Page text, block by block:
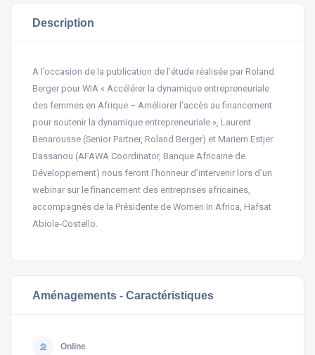
Description
A l’occasion de la publication de l’étude réalisée par Roland
Berger pour WIA « Accélérer la dynamique entrepreneuriale
des femmes en Afrique – Améliorer l’accès au financement
pour soutenir la dynamique entrepreneuriale », Laurent
Benarousse (Senior Partner, Roland Berger) et Mariem Estjer
Dassanou (AFAWA Coordinator, Banque Africaine de
Développement) nous feront l’honneur d’intervenir lors d’un
webinar sur le financement des entreprises africaines,
accompagnés de la Présidente de Women In Africa, Hafsat
Abiola-Costello.
Aménagements - Caractéristiques
Online